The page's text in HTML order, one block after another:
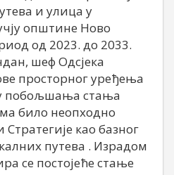
и улица у
општине Ново
од 2023. до 2033.
шеф Одсјека
просторног уређења
побољшања стања
било неопходно
као базног
путева . Израдом
се постојеће стање